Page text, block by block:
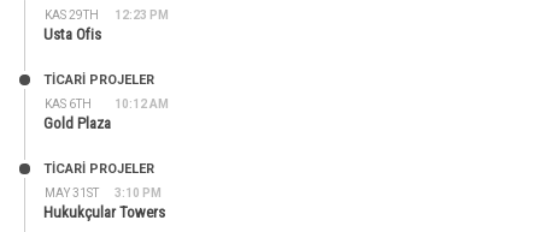
KAS 29TH 12:23 PM
Usta Ofis
KAS 6TH 10:12 AM
TİCARİ PROJELER
Gold Plaza
MAY 31ST 3:10 PM
TİCARİ PROJELER
Hukukçular Towers